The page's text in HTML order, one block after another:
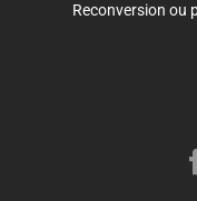
Reconversion ou